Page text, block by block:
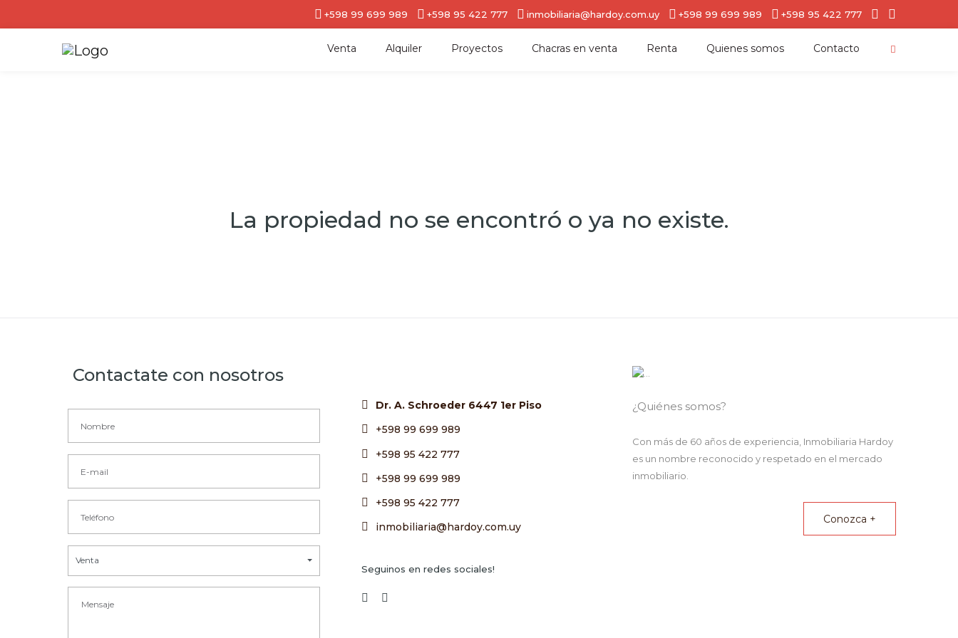
+598 99 699 989 +598 95 422 777 inmobiliaria@hardoy.com.uy +598 99 699 989 +598 95 422 777
Venta Alquiler Proyectos Chacras en venta Renta Quienes somos Contacto
La propiedad no se encontró o ya no existe.
Contactate con nosotros
Venta
Dr. A. Schroeder 6447 1er Piso
+598 99 699 989
+598 95 422 777
+598 99 699 989
+598 95 422 777
inmobiliaria@hardoy.com.uy
Seguinos en redes sociales!
¿Quiénes somos?
Con más de 60 años de experiencia, Inmobiliaria Hardoy
es un nombre reconocido y respetado en el mercado
inmobiliario.
Conozca +